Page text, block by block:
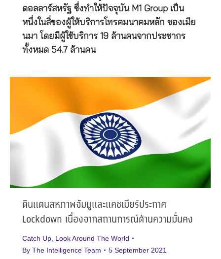
ดอลลาร์สหรัฐ ซึ่งทำให้ปัจจุบัน M1 Group เป็น
หนึ่งในสี่ของผู้ให้บริการโทรคมนาคมหลัก ของเมีย
นมา โดยมีผู้ใช้บริการ 19 ล้านคนจากประชากร
ทั้งหมด 54.7 ล้านคน
ดินแดนสหภาพจัมมูและแคชเมียร์ประกาศ
Lockdown เนื่องจากสถานการณ์ด้านความมั่นคง
Catch Up Look Around The World
By The Intelligence Team 5 September 2021